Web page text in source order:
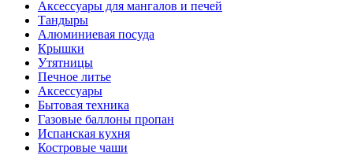
Аксессуары для мангалов и печей
Тандыры
Алюминиевая посуда
Крышки
Утятницы
Печное литье
Аксессуары
Бытовая техника
Газовые баллоны пропан
Испанская кухня
Костровые чаши